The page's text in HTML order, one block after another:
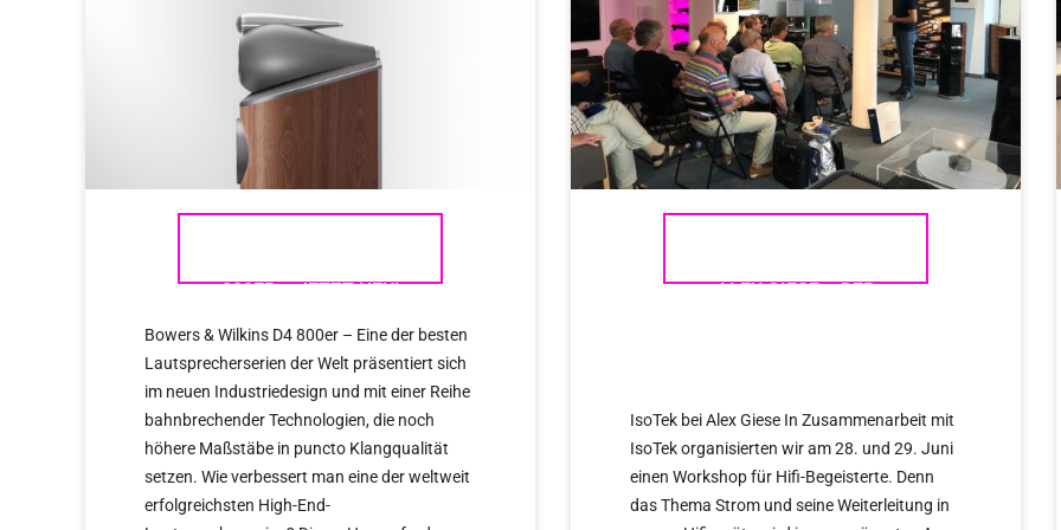
800ER – JETZT NEU!
Bowers & Wilkins D4 800er – Eine der besten
Lautsprecherserien der Welt präsentiert sich
im neuen Industriedesign und mit einer Reihe
bahnbrechender Technologien, die noch
höhere Maßstäbe in puncto Klangqualität
setzen. Wie verbessert man eine der weltweit
erfolgreichsten High-End-
ALEX GIESE – DER
IsoTek bei Alex Giese In Zusammenarbeit mit
IsoTek organisierten wir am 28. und 29. Juni
einen Workshop für Hifi-Begeisterte. Denn
das Thema Strom und seine Weiterleitung in